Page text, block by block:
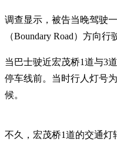
调查显示，被告当晚驾驶
（Boundary Road）方向
当巴士驶近宏茂桥1道与3
停车线前。当时行人灯号
候。
不久，宏茂桥1道的交通